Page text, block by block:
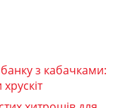
з кабачками: